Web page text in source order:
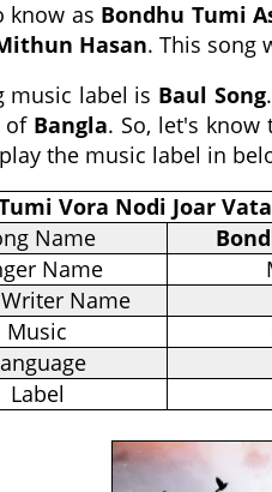
know as Bondhu Tumi
Hasan. This song
music label is Baul Song
of Bangla. So, let's know
the music label in
Vora Nodi Joar
Name
Name
Name
Music
Label